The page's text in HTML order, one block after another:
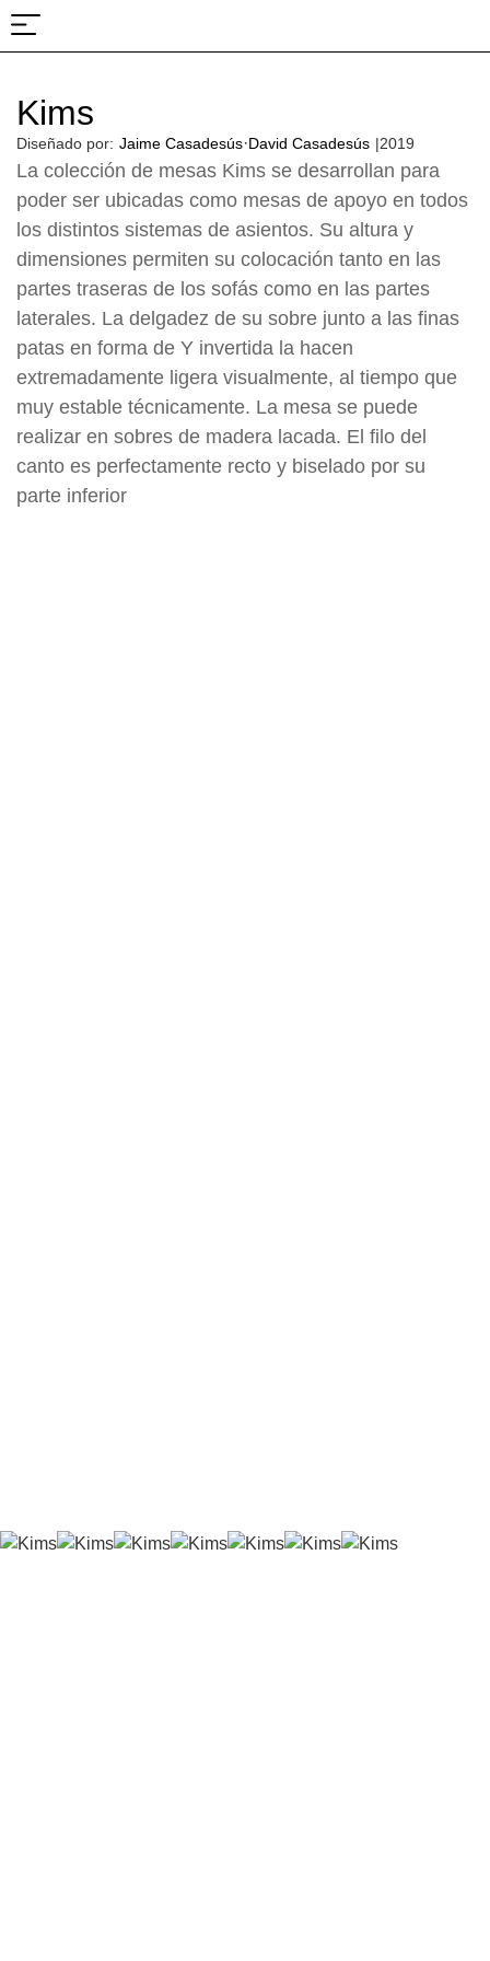
Kims
Diseñado por: Jaime Casadesús·David Casadesús |2019
La colección de mesas Kims se desarrollan para
poder ser ubicadas como mesas de apoyo en todos
los distintos sistemas de asientos. Su altura y
dimensiones permiten su colocación tanto en las
partes traseras de los sofás como en las partes
laterales. La delgadez de su sobre junto a las finas
patas en forma de Y invertida la hacen
extremadamente ligera visualmente, al tiempo que
muy estable técnicamente. La mesa se puede
realizar en sobres de madera lacada. El filo del
canto es perfectamente recto y biselado por su
parte inferior